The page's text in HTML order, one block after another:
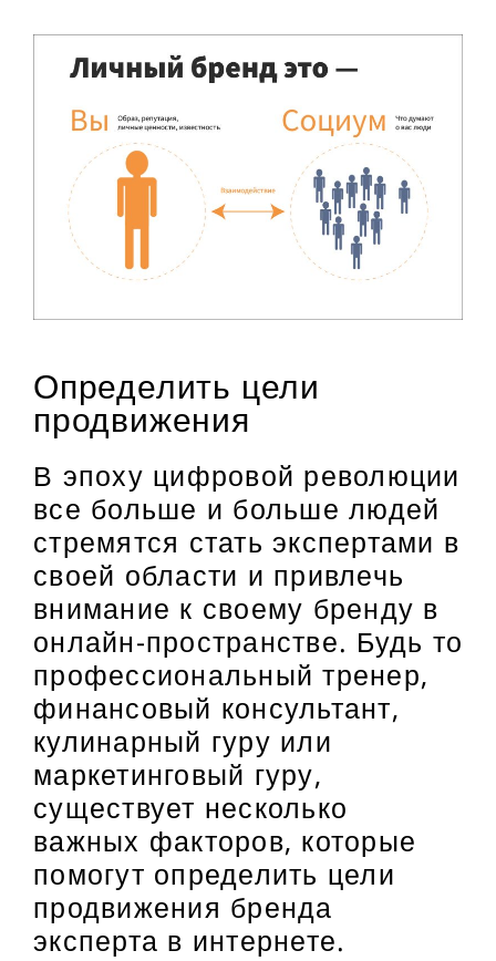
Определить цели
продвижения
В эпоху цифровой революции
все больше и больше людей
стремятся стать экспертами в
своей области и привлечь
внимание к своему бренду в
онлайн-пространстве. Будь то
профессиональный тренер,
финансовый консультант,
кулинарный гуру или
маркетинговый гуру,
существует несколько
важных факторов, которые
помогут определить цели
продвижения бренда
эксперта в интернете.